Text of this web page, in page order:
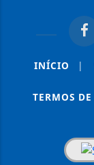
INÍCIO |
TERMOS